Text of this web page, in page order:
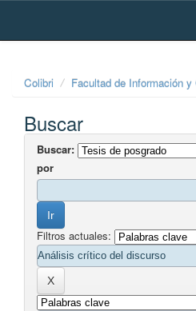
Skip
Colibri Facultad de Información
Buscar
Buscar:
por
Filtros actuales: